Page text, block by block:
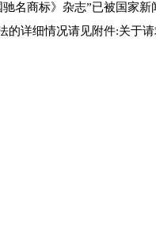
商标》杂志”已被国家新
详细情况请见附件:关于请